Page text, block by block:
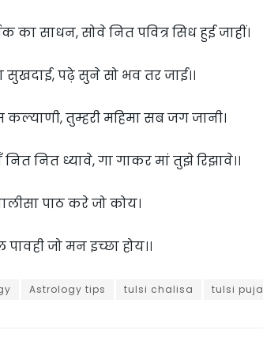
का साधन, सोवे नित पवित्र सिध हुई जाहीं।
सुखदाई, पढ़े सुने सो भव तर जाई।।
तुम्हरी महिमा सब जग जानी।
नित ध्यावे, गा गाकर मां तुझे रिझावे।।
पाठ करे जो कोय।
जो मन इच्छा होय।।
Astrology tips tulsi chalisa tulsi puja